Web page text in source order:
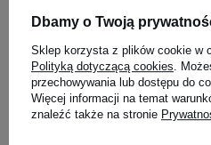
Dbamy o Twoją
Sklep korzysta z plików cookie w
Polityką dotyczącą cookies .
przechowywania lub dostępu do
Więcej informacji na temat
znaleźć także na stronie